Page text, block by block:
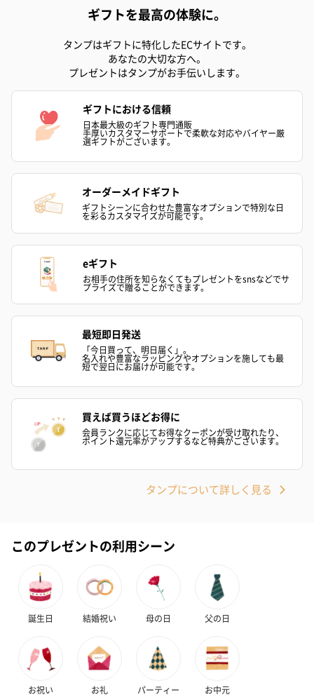
ギフトを最高の体験に。
タンプはギフトに特化したECサイトです。
あなたの大切な方へ。
プレゼントはタンプがお手伝いします。
ギフトにおける信頼
日本最大級のギフト専門通販
手厚いカスタマーサポートで柔軟な対応やバイヤー厳
選ギフトがございます。
オーダーメイドギフト
ギフトシーンに合わせた豊富なオプションで特別な日
を彩るカスタマイズが可能です。
eギフト
お相手の住所を知らなくてもプレゼントをsnsなどでサ
プライズで贈ることができます。
最短即日発送
「今日買って、明日届く」。
名入れや豊富なラッピングやオプションを施しても最
短で翌日にお届けが可能です。
買えば買うほどお得に
会員ランクに応じてお得なクーポンが受け取れたり、
ポイント還元率がアップするなど特典がございます。
タンプについて詳しく見る
このプレゼントの利用シーン
誕生日 結婚祝い 母の日 父の日
お祝い お礼 パーティー お中元